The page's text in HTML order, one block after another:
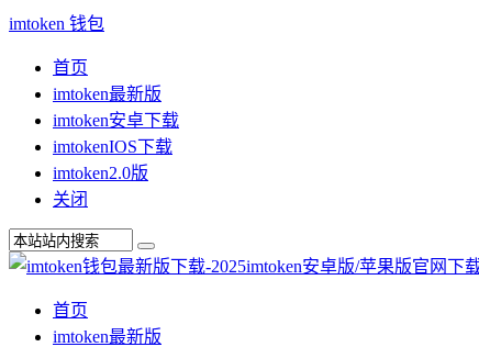
imtoken 钱包
首页
imtoken最新版
imtoken安卓下载
imtokenIOS下载
imtoken2.0版
关闭
首页
imtoken最新版